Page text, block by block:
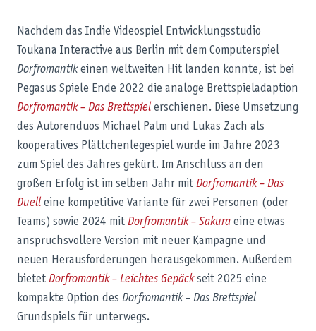
Nachdem das Indie Videospiel Entwicklungsstudio
Toukana Interactive aus Berlin mit dem Computerspiel
Dorfromantikeinen weltweiten Hit landen konnte, ist bei
Pegasus Spiele Ende 2022 die analoge Brettspieladaption
Dorfromantik – Das Brettspiel erschienen. Diese Umsetzung
des Autorenduos Michael Palm und Lukas Zach als
kooperatives Plättchenlegespiel wurde im Jahre 2023
zum Spiel des Jahres gekürt. Im Anschluss an den
großen Erfolg ist im selben Jahr mit Dorfromantik – Das
Duell eine kompetitive Variante für zwei Personen (oder
Teams) sowie 2024 mit Dorfromantik – Sakura eine etwas
anspruchsvollere Version mit neuer Kampagne und
neuen Herausforderungen herausgekommen. Außerdem
bietet Dorfromantik – Leichtes Gepäckseit 2025 eine
kompakte Option des Dorfromantik – Das Brettspiel
Grundspiels für unterwegs.